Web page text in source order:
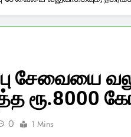
சேவையை
ரூ.8000
0 1 Mins